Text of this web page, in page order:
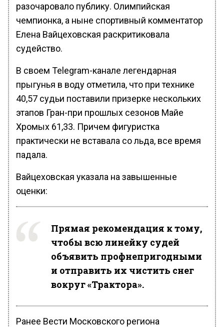
разочаровало публику. Олимпийская
чемпионка, а ныне спортивный комментатор
Елена Вайцеховская раскритиковала
судейство.
В своем Telegram-канале легендарная
прыгунья в воду отметила, что при технике
40,57 судьи поставили призерке нескольких
этапов Гран-при прошлых сезонов Майе
Хромых 61,33. Причем фигуристка
практически не вставала со льда, все время
падала.
Вайцеховская указала на завышенные
оценки:
Прямая рекомендация к тому,
чтобы всю линейку судей
объявить профнепригодными
и отправить их чистить снег
вокруг «Трактора».
Ранее Вести Московского региона